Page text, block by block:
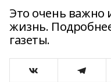
Это очень важно
жизнь.
газеты.